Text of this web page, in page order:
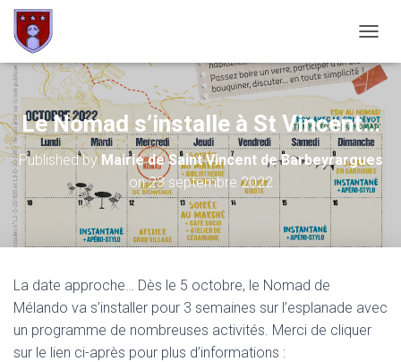
Le Nomad s’installe à St Vincent…
Published byMairie de Saint Vincent de Barbeyrargues
on23 septembre 2022
La date approche… Dès le 5 octobre, le Nomad de
Mélando va s’installer pour 3 semaines sur l’esplanade avec
un programme de nombreuses activités. Merci de cliquer
sur le lien ci-après pour plus d’informations :